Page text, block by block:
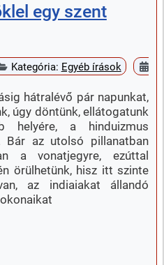
egy szent
Kategória: Egyéb írások
hátralévő pár napunkat,
úgy döntünk, ellátogatunk
helyére, a hinduizmus
Bár az utolsó pillanatban
a vonatjegyre, ezúttal
örülhetünk, hisz itt szinte
az indiaiakat állandó